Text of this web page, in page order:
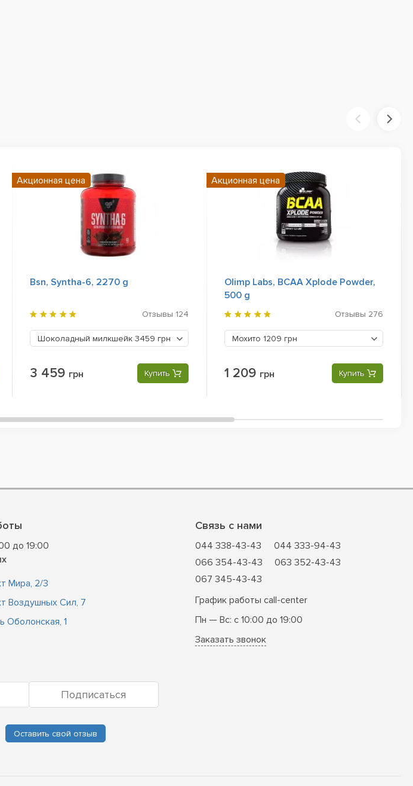
Bsn, Syntha-6, 2270 g
Отзывы 124
Шоколадный милкшейк 3459 грн
3 459 грн Купить
Акционная цена
Olimp Labs, BCAA Xplode Powder,
500 g
Отзывы 276
Мохито 1209 грн
1 209 грн Купить
Акционная цена
до 19:00
Мира, 2/3
Воздушных Сил, 7
Оболонская, 1
Связь с нами
044 338-43-43
044 333-94-43
066 354-43-43
063 352-43-43
067 345-43-43
График работы call-center
Пн — Вс: с 10:00 до 19:00
Заказать звонок
Подписаться
Оставить свой отзыв